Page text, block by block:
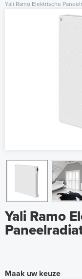
Yali Ramo Elektrische
Yali Ramo
Maak uw keuze